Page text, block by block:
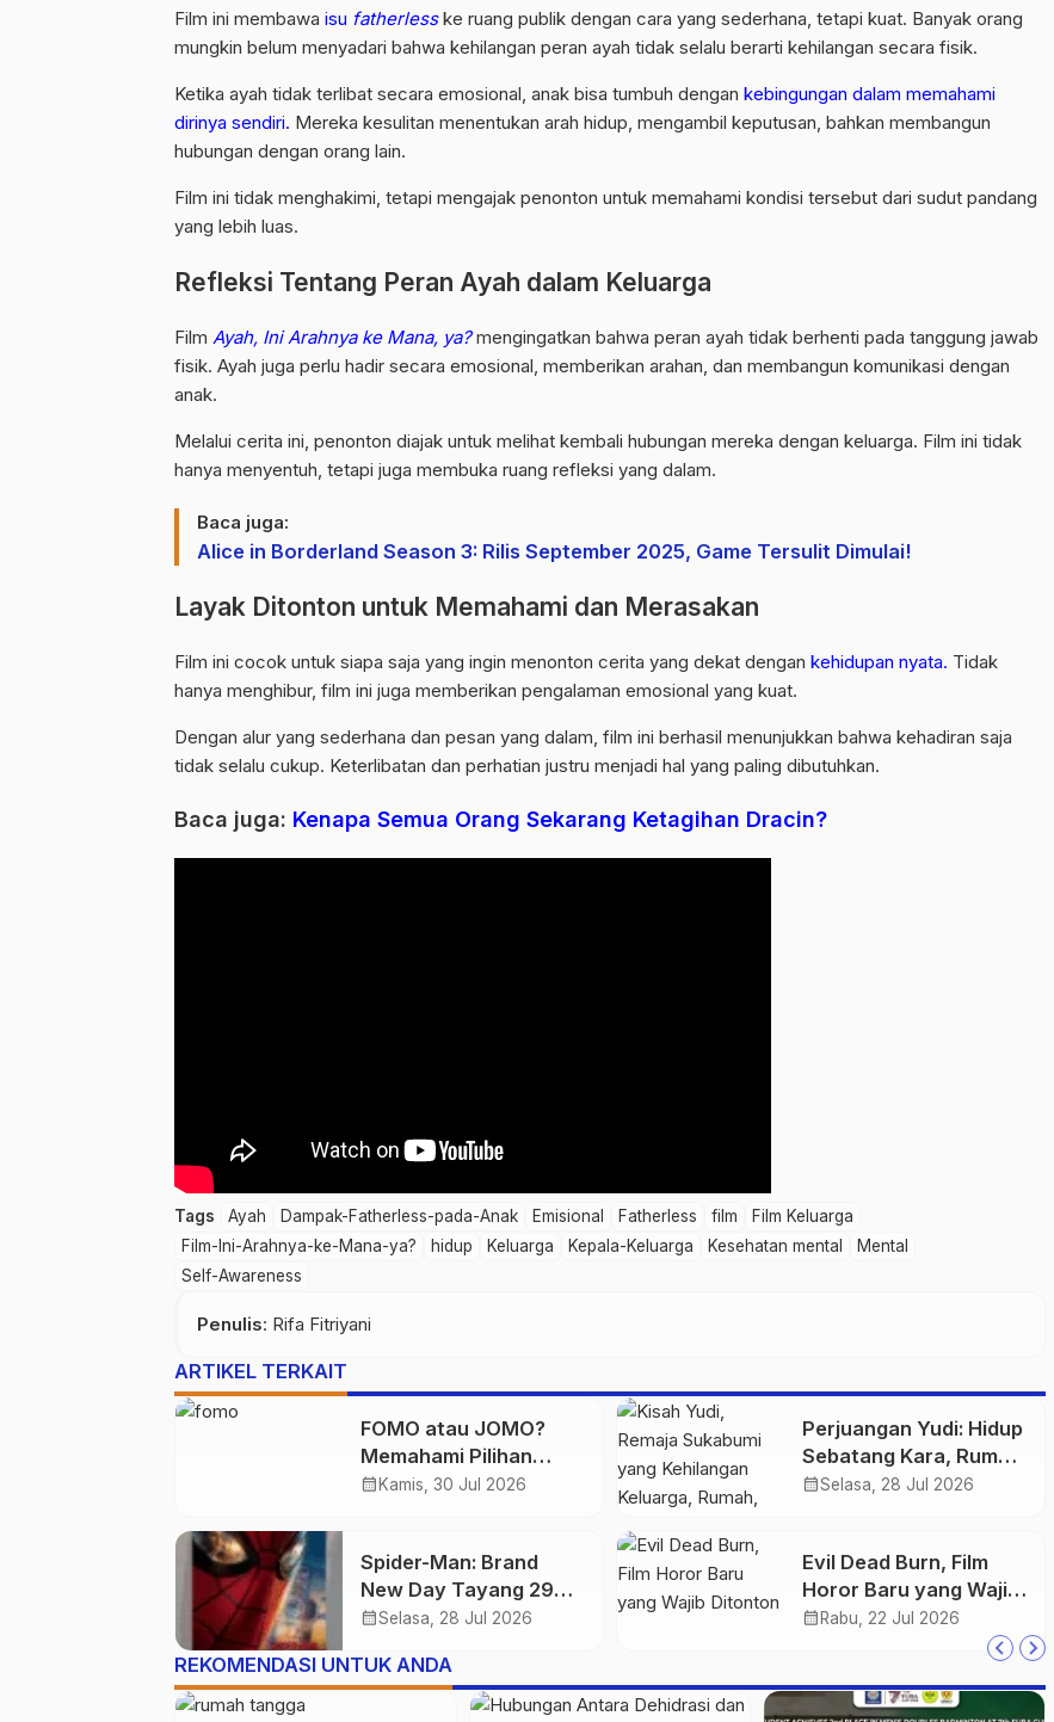
Film ini membawa isu fatherless ke ruang publik dengan cara yang sederhana, tetapi kuat. Banyak orang
mungkin belum menyadari bahwa kehilangan peran ayah tidak selalu berarti kehilangan secara fisik.
Ketika ayah tidak terlibat secara emosional, anak bisa tumbuh dengan kebingungan dalam memahami
dirinya sendiri. Mereka kesulitan menentukan arah hidup, mengambil keputusan, bahkan membangun
hubungan dengan orang lain.
Film ini tidak menghakimi, tetapi mengajak penonton untuk memahami kondisi tersebut dari sudut pandang
yang lebih luas.
Refleksi Tentang Peran Ayah dalam Keluarga
Film Ayah, Ini Arahnya ke Mana, ya? mengingatkan bahwa peran ayah tidak berhenti pada tanggung jawab
fisik. Ayah juga perlu hadir secara emosional, memberikan arahan, dan membangun komunikasi dengan
anak.
Melalui cerita ini, penonton diajak untuk melihat kembali hubungan mereka dengan keluarga. Film ini tidak
hanya menyentuh, tetapi juga membuka ruang refleksi yang dalam.
Baca juga:
Alice in Borderland Season 3: Rilis September 2025, Game Tersulit Dimulai!
Layak Ditonton untuk Memahami dan Merasakan
Film ini cocok untuk siapa saja yang ingin menonton cerita yang dekat dengan kehidupan nyata. Tidak
hanya menghibur, film ini juga memberikan pengalaman emosional yang kuat.
Dengan alur yang sederhana dan pesan yang dalam, film ini berhasil menunjukkan bahwa kehadiran saja
tidak selalu cukup. Keterlibatan dan perhatian justru menjadi hal yang paling dibutuhkan.
Baca juga: Kenapa Semua Orang Sekarang Ketagihan Dracin?
Tags Ayah Dampak-Fatherless-pada-Anak Emisional Fatherless film
Film Keluarga
Film-Ini-Arahnya-ke-Mana-ya?
hidup Keluarga Kepala-Keluarga Kesehatan mental
Mental
Self-Awareness
Penulis: Rifa Fitriyani
ARTIKEL TERKAIT
FOMO atau JOMO?
Memahami Pilihan
Gaya Hidup Digital
calendar_month Kamis, 30 Jul 2026
Perjuangan Yudi: Hidup
Sebatang Kara, Rumah
Roboh, Kini Berjuang
calendar_monthSelasa, 28 Jul 2026
Spider-Man: Brand
New Day Tayang 29
Juli 2026
calendar_monthSelasa, 28 Jul 2026
Evil Dead Burn, Film
Horor Baru yang Wajib
Ditonton
calendar_month Rabu, 22 Jul 2026
REKOMENDASI UNTUK ANDA